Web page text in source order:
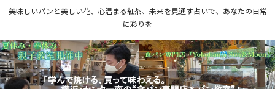
美味しいパンと美しい花、心温まる紅茶、未来を見通す占いで、あなたの日常
に彩りを